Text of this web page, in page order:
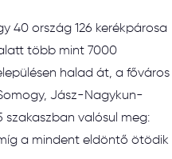
40 ország 126 kerékpárosa
több mint 7000
halad át, a főváros
Jász-Nagykun-
szakaszban valósul meg:
a mindent eldöntő ötödik